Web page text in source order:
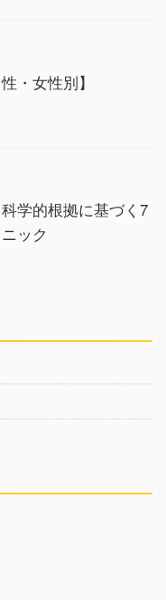
・女性別】
学的根拠に基づく7
ック